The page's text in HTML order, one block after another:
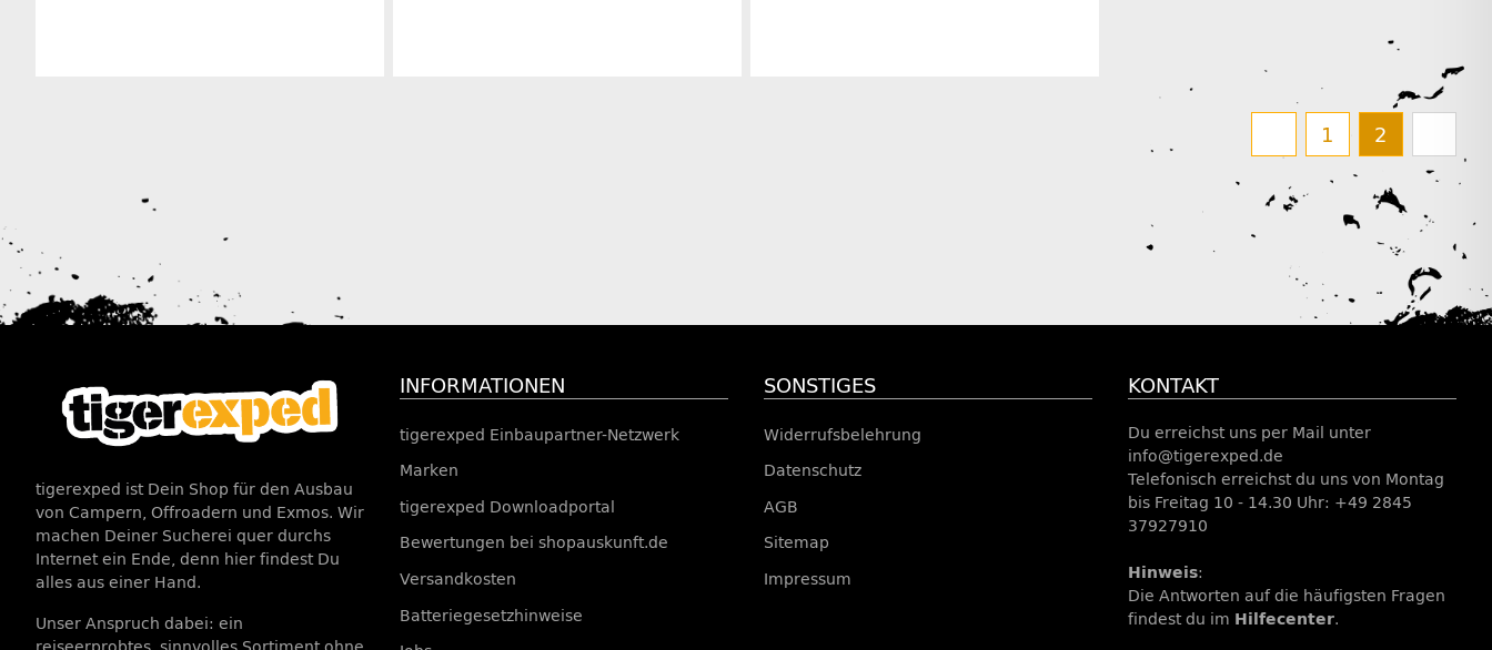
1 2
tigerexped ist Dein Shop für den Ausbau
von Campern, Offroadern und Exmos. Wir
machen Deiner Sucherei quer durchs
Internet ein Ende, denn hier findest Du
alles aus einer Hand.
Unser Anspruch dabei: ein
INFORMATIONEN
tigerexped Einbaupartner-Netzwerk
Marken
tigerexped Downloadportal
Bewertungen bei shopauskunft.de
Versandkosten
Batteriegesetzhinweise
SONSTIGES
Widerrufsbelehrung
Datenschutz
AGB
Sitemap
Impressum
KONTAKT
Du erreichst uns per Mail unter
info@tigerexped.de
Telefonisch erreichst du uns von Montag
bis Freitag 10 - 14.30 Uhr: +49 2845
37927910
Hinweis:
Die Antworten auf die häufigsten Fragen
findest du im Hilfecenter.